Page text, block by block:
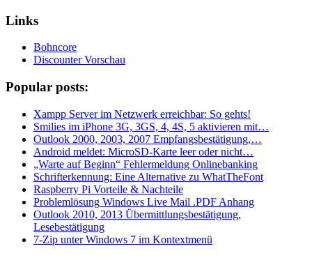
Links
Bohncore
Discounter Vorschau
Popular posts:
Xampp Server im Netzwerk erreichbar: So gehts!
Smilies im iPhone 3G, 3GS, 4, 4S, 5 aktivieren mit…
Outlook 2000, 2003, 2007 Empfangsbestätigung,…
Android meldet: MicroSD-Karte leer oder nicht…
„Warte auf Beginn“ Fehlermeldung Onlinebanking
Schrifterkennung: Eine Alternative zu WhatTheFont
Raspberry Pi Vorteile & Nachteile
Problemlösung Windows Live Mail .PDF Anhang
Outlook 2010, 2013 Übermittlungsbestätigung,
Lesebestätigung
7-Zip unter Windows 7 im Kontextmenü